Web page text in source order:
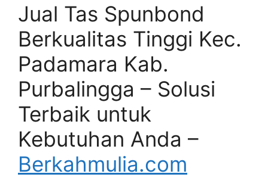
Jual Tas Spunbond
Berkualitas Tinggi Kec.
Padamara Kab.
Purbalingga – Solusi
Terbaik untuk
Kebutuhan Anda –
Berkahmulia.com